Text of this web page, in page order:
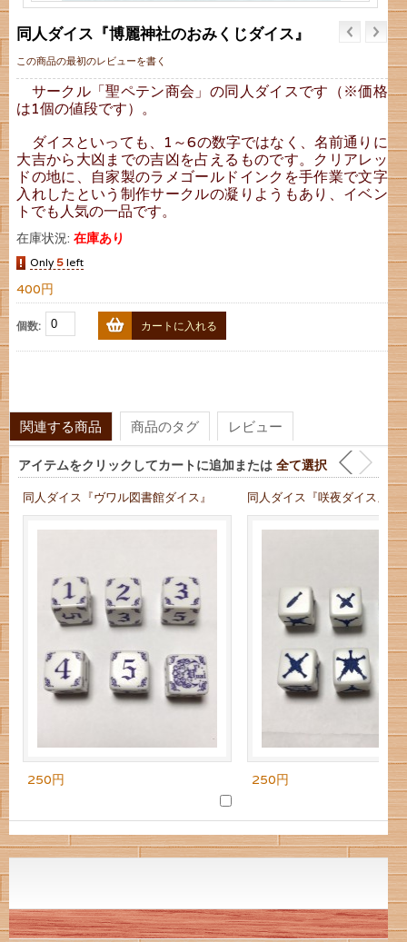
同人ダイス『博麗神社のおみくじダイス』
この商品の最初のレビューを書く
サークル「聖ペテン商会」の同人ダイスです（※価格
は1個の値段です）。
ダイスといっても、1～6の数字ではなく、名前通りに
大吉から大凶までの吉凶を占えるものです。クリアレッ
ドの地に、自家製のラメゴールドインクを手作業で文字
入れしたという制作サークルの凝りようもあり、イベン
トでも人気の一品です。
在庫状況:在庫あり
Only 5 left
400円
個数: カートに入れる
関連する商品 商品のタグ レビュー
アイテムをクリックしてカートに追加または 全て選択
同人ダイス『ヴワル図書館ダイス』
250円
同人ダイス『咲夜ダイス』
250円